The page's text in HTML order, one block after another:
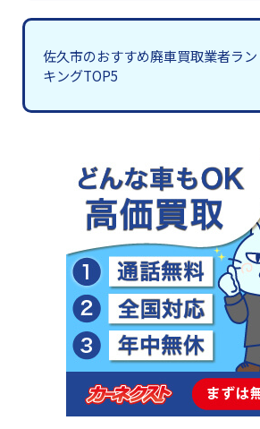
佐久市のおすすめ廃車買取業者ラン
キングTOP5